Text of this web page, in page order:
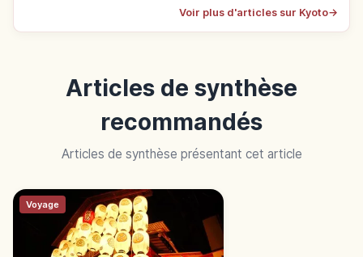
Voir plus d'articles sur Kyoto→
Articles de synthèse
recommandés
Articles de synthèse présentant cet article
Voyage